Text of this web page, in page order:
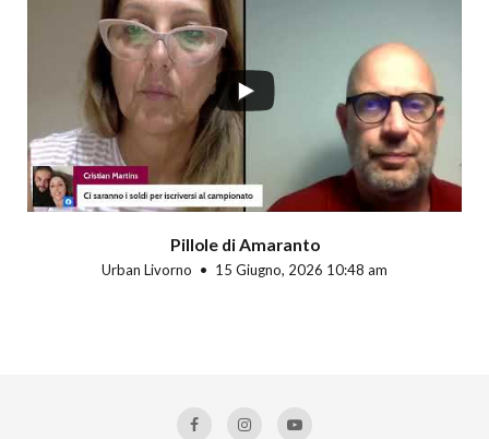
Pillole di Amaranto
Urban Livorno 15 Giugno, 2026 10:48 am